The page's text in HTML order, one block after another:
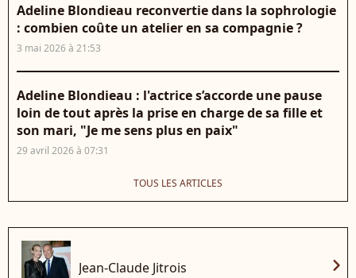
Adeline Blondieau reconvertie dans la sophrologie
: combien coûte un atelier en sa compagnie ?
3 mai 2026 à 21:53
Adeline Blondieau : l'actrice s’accorde une pause
loin de tout après la prise en charge de sa fille et
son mari, "Je me sens plus en paix"
29 avril 2026 à 07:31
TOUS LES ARTICLES
Jean-Claude Jitrois chevron_right